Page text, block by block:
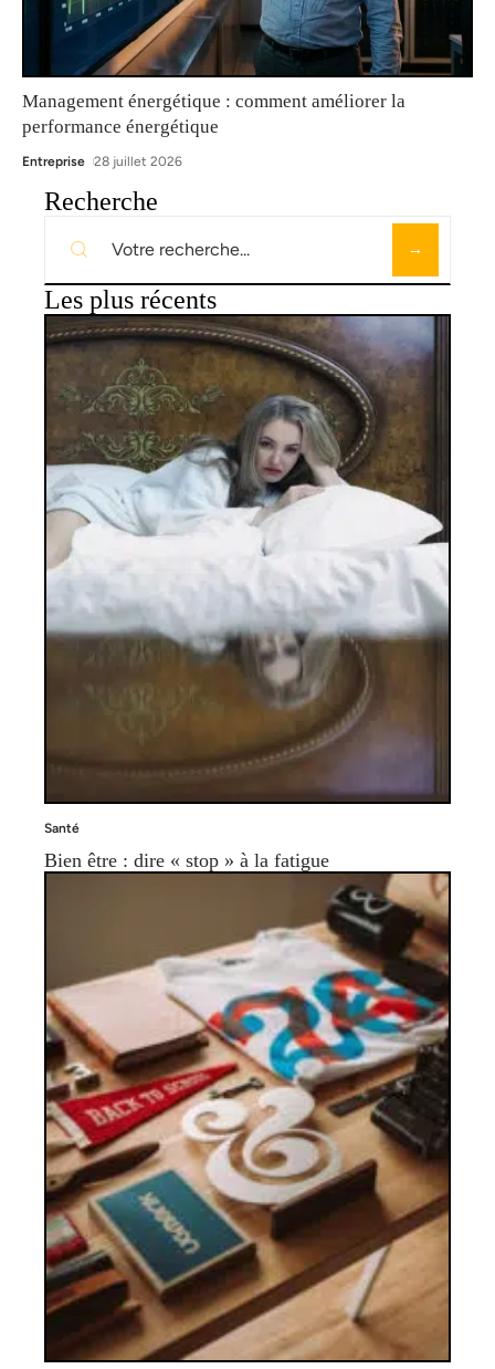
Management énergétique : comment améliorer la
performance énergétique
Entreprise 28 juillet 2026
Recherche
Les plus récents
Santé
Bien être : dire « stop » à la fatigue